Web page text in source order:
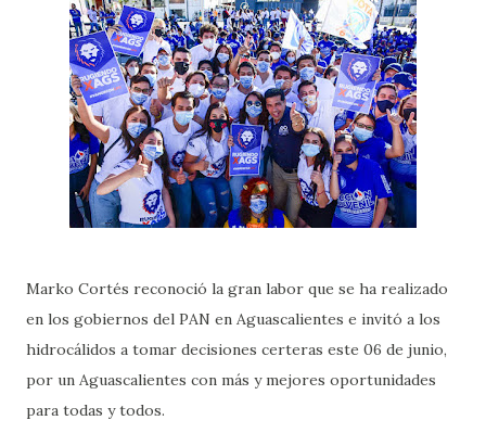
Marko Cortés reconoció la gran labor que se ha realizado
en los gobiernos del PAN en Aguascalientes e invitó a los
hidrocálidos a tomar decisiones certeras este 06 de junio,
por un Aguascalientes con más y mejores oportunidades
para todas y todos.